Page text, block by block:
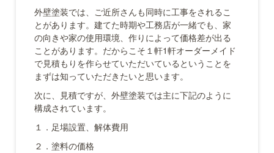
外壁塗装では、ご近所さんも同時に工事をされるこ
とがあります。建てた時期や工務店が一緒でも、家
の向きや家の使用環境、作りによって価格差が出る
ことがあります。だからこそ１軒1軒オーダーメイド
で見積もりを作らせていただいているということを
まずは知っていただきたいと思います。
次に、見積ですが、外壁塗装では主に下記のように
構成されています。
１．足場設置、解体費用
２．塗料の価格